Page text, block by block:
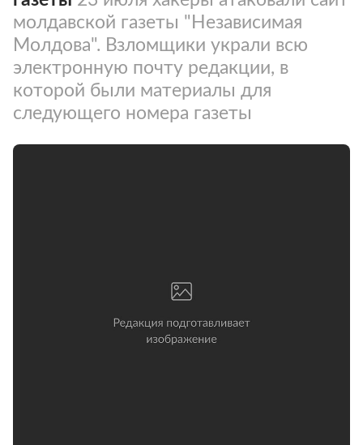
молдавской газеты "Независимая
Молдова". Взломщики украли всю
электронную почту редакции, в
которой были материалы для
следующего номера газеты